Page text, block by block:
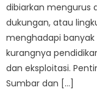
dibiarkan mengurus
dukungan, atau
menghadapi
kurangnya
dan eksploitasi.
Sumbar dan […]